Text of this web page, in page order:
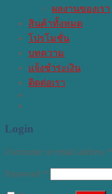
ผลงานของเรา
สินค้าทั้งหมด
โปรโมชั่น
บทความ
แจ้งชำระเงิน
ติดต่อเรา
Login
Username or email address *
Password *